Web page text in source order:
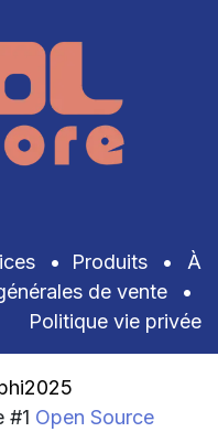
• Produits •
À
de vente
•
Politique vie privée
#1 Open Source